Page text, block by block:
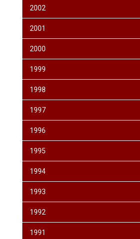
2002
2001
2000
1999
1998
1997
1996
1995
1994
1993
1992
1991